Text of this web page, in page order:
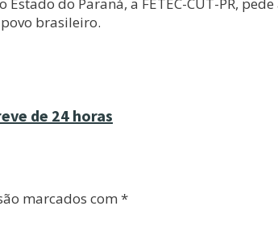
brasileiro.
de 24 horas
marcados com *